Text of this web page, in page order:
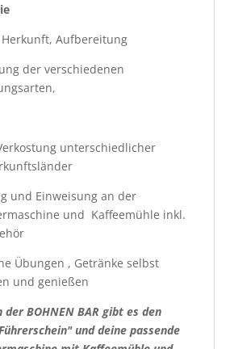
Aufbereitung
der verschiedenen
unterschiedlicher
und Einweisung an der
und Kaffeemühle inkl.
Übungen , Getränke selbst
und genießen
der BOHNEN BAR gibt es den
und deine passende